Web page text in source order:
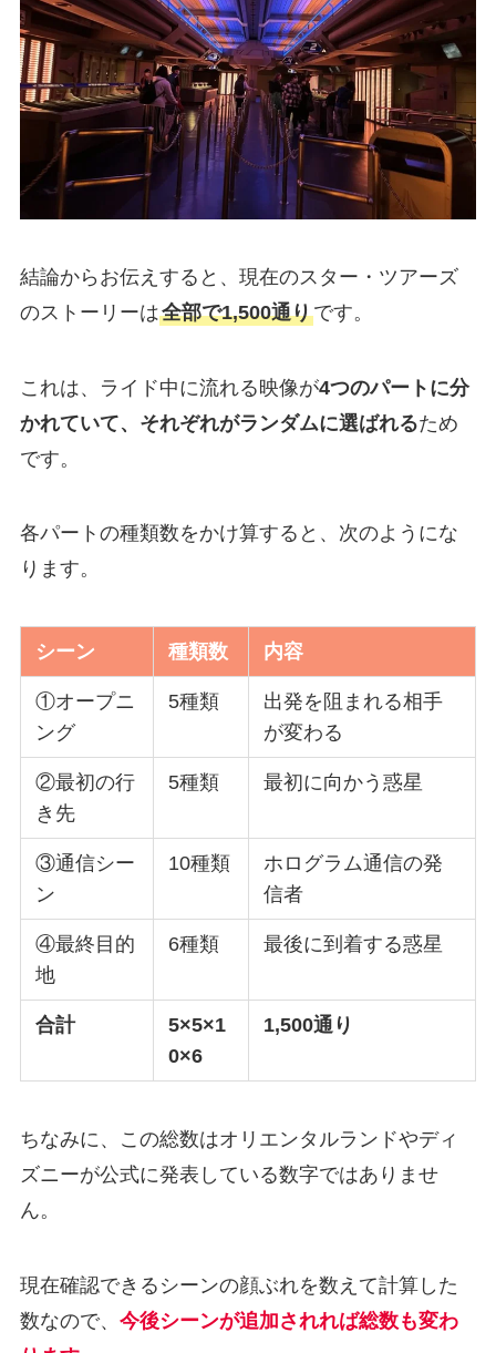
結論からお伝えすると、現在のスター・ツアーズ
のストーリーは全部で1,500通りです。
これは、ライド中に流れる映像が4つのパートに分
かれていて、それぞれがランダムに選ばれるため
です。
各パートの種類数をかけ算すると、次のようにな
ります。
シーン 種類数 内容
①オープニ
ング
5種類
出発を阻まれる相手
が変わる
②最初の行
き先
5種類 最初に向かう惑星
③通信シー
ン
10種類
ホログラム通信の発
信者
④最終目的
地
6種類 最後に到着する惑星
合計
5×5×1
0×6
1,500通り
ちなみに、この総数はオリエンタルランドやディ
ズニーが公式に発表している数字ではありませ
ん。
現在確認できるシーンの顔ぶれを数えて計算した
数なので、 今後シーンが追加されれば総数も変わ